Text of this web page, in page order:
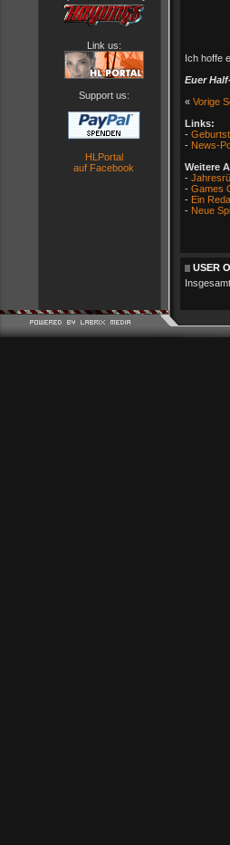
Link us:
Support us:
HLPortal
auf Facebook
Ich hoffe
Euer
« Vorige
Links:
-
- News-
Weitere
-
- Games
- Ein
- Neue
USER